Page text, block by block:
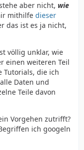
aber nicht, wie
mithilfe dieser
das ist es ja nicht,
völlig unklar, wie
einen weiteren Teil
Tutorials, die ich
Daten und
Teile davon
Vorgehen zutrifft?
ich googeln